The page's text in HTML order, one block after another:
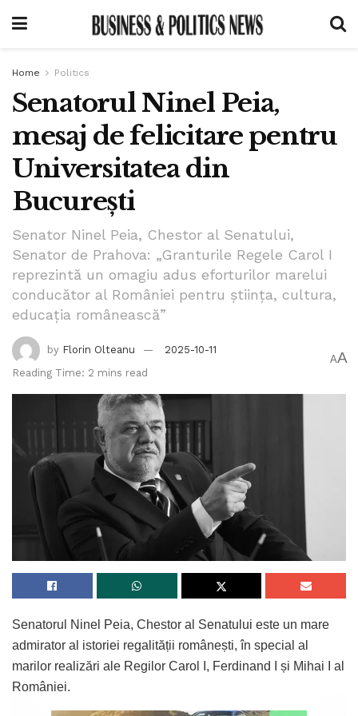
Home Politics
Senatorul Ninel Peia,
mesaj de felicitare pentru
Universitatea din
București
Senator Ninel Peia, Chestor al Senatului,
Senator de Prahova: „Granturile Regele Carol I
reprezintă un omagiu adus eforturilor marelui
conducător al României pentru știința, cultura,
educația românească”
by Florin Olteanu
2025-10-11
Reading Time: 2 mins read
AA
Senatorul Ninel Peia, Chestor al Senatului este un mare
admirator al istoriei regalității românești, în special al
marilor realizări ale Regilor Carol I, Ferdinand I și Mihai I al
României.